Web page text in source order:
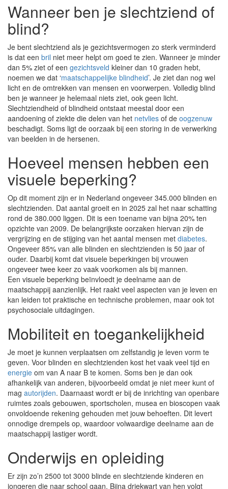
Wanneer ben je slechtziend of
blind?
Je bent slechtziend als je gezichtsvermogen zo sterk verminderd
is dat een bril niet meer helpt om goed te zien. Wanneer je minder
dan 5% ziet of een gezichtsveld kleiner dan 10 graden hebt,
noemen we dat ‘maatschappelijke blindheid’. Je ziet dan nog wel
licht en de omtrekken van mensen en voorwerpen. Volledig blind
ben je wanneer je helemaal niets ziet, ook geen licht.
Slechtziendheid of blindheid ontstaat meestal door een
aandoening of ziekte die delen van het netvlies of de oogzenuw
beschadigt. Soms ligt de oorzaak bij een storing in de verwerking
van beelden in de hersenen.
Hoeveel mensen hebben een
visuele beperking?
Op dit moment zijn er in Nederland ongeveer 345.000 blinden en
slechtzienden. Dat aantal groeit en in 2025 zal het naar schatting
rond de 380.000 liggen. Dit is een toename van bijna 20% ten
opzichte van 2009. De belangrijkste oorzaken hiervan zijn de
vergrijzing en de stijging van het aantal mensen met diabetes.
Ongeveer 85% van alle blinden en slechtzienden is 50 jaar of
ouder. Daarbij komt dat visuele beperkingen bij vrouwen
ongeveer twee keer zo vaak voorkomen als bij mannen.
Een visuele beperking beïnvloedt je deelname aan de
maatschappij aanzienlijk. Het raakt veel aspecten van je leven en
kan leiden tot praktische en technische problemen, maar ook tot
psychosociale uitdagingen.
Mobiliteit en toegankelijkheid
Je moet je kunnen verplaatsen om zelfstandig je leven vorm te
geven. Voor blinden en slechtzienden kost het vaak veel tijd en
energie om van A naar B te komen. Soms ben je dan ook
afhankelijk van anderen, bijvoorbeeld omdat je niet meer kunt of
mag autorijden. Daarnaast wordt er bij de inrichting van openbare
ruimtes zoals gebouwen, sportscholen, musea en bioscopen vaak
onvoldoende rekening gehouden met jouw behoeften. Dit levert
onnodige drempels op, waardoor volwaardige deelname aan de
maatschappij lastiger wordt.
Onderwijs en opleiding
Er zijn zo’n 2500 tot 3000 blinde en slechtziende kinderen en
jongeren die naar school gaan. Bijna driekwart van hen volgt